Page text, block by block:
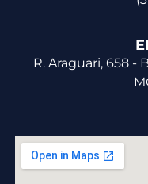
R. Araguari, 658 -